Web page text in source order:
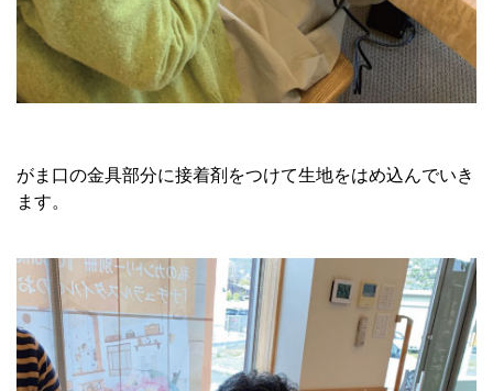
がま口の金具部分に接着剤をつけて生地をはめ込んでいき
ます。